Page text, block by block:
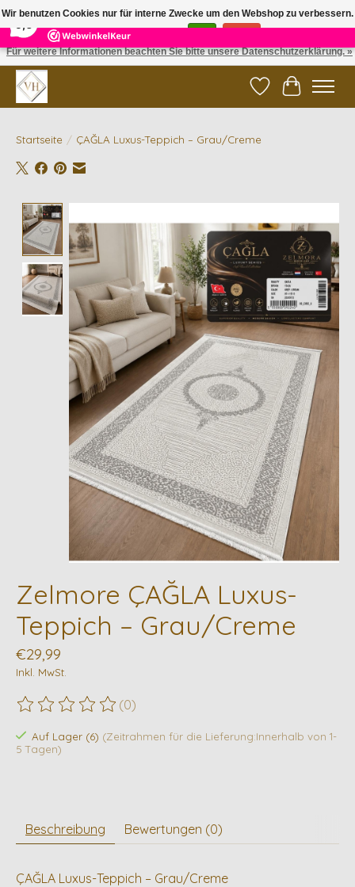
5 Reviews ×
✓ Gratis verzending vanaf €200 | ✓ 14 dagen retourneren
Wunschzettel
Ihr
Startseite / ÇAĞLA Luxus-Teppich – Grau/Creme
Zelmore ÇAĞLA Luxus-
Teppich – Grau/Creme
€29,99
Inkl. MwSt.
Die Bewertung dieses Produkts ist
(0)
Auf Lager (6) (Zeitrahmen für die Lieferung:Innerhalb von 1-
5 Tagen)
Beschreibung Bewertungen (0)
ÇAĞLA Luxus-Teppich – Grau/Creme
Wir benutzen Cookies nur für interne Zwecke um den Webshop zu verbessern.
Ist das in Ordnung?
Für weitere Informationen beachten Sie bitte unsere Datenschutzerklärung. »